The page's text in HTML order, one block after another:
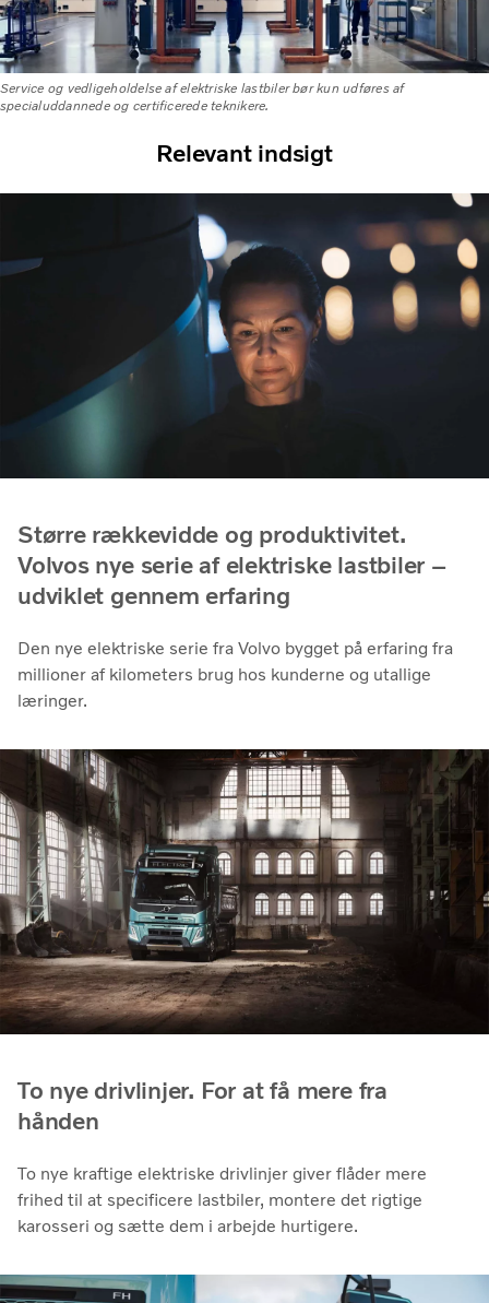
Service og vedligeholdelse af elektriske lastbiler bør kun udføres af
specialuddannede og certificerede teknikere.
Relevant indsigt
Større rækkevidde og produktivitet.
Volvos nye serie af elektriske lastbiler –
udviklet gennem erfaring
Den nye elektriske serie fra Volvo bygget på erfaring fra
millioner af kilometers brug hos kunderne og utallige
læringer.
To nye drivlinjer. For at få mere fra
hånden
To nye kraftige elektriske drivlinjer giver flåder mere
frihed til at specificere lastbiler, montere det rigtige
karosseri og sætte dem i arbejde hurtigere.